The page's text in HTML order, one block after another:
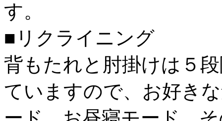
す。
■リクライニング
背もたれと肘掛けは５
ていますので、お好き